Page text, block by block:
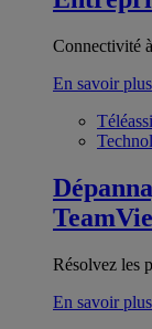
Connectivité
En savoir plus
Résolvez les
En savoir plus